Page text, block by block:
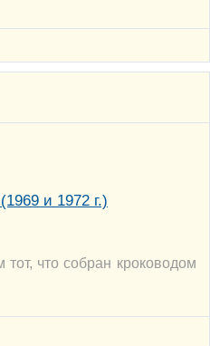
что собран кроководом